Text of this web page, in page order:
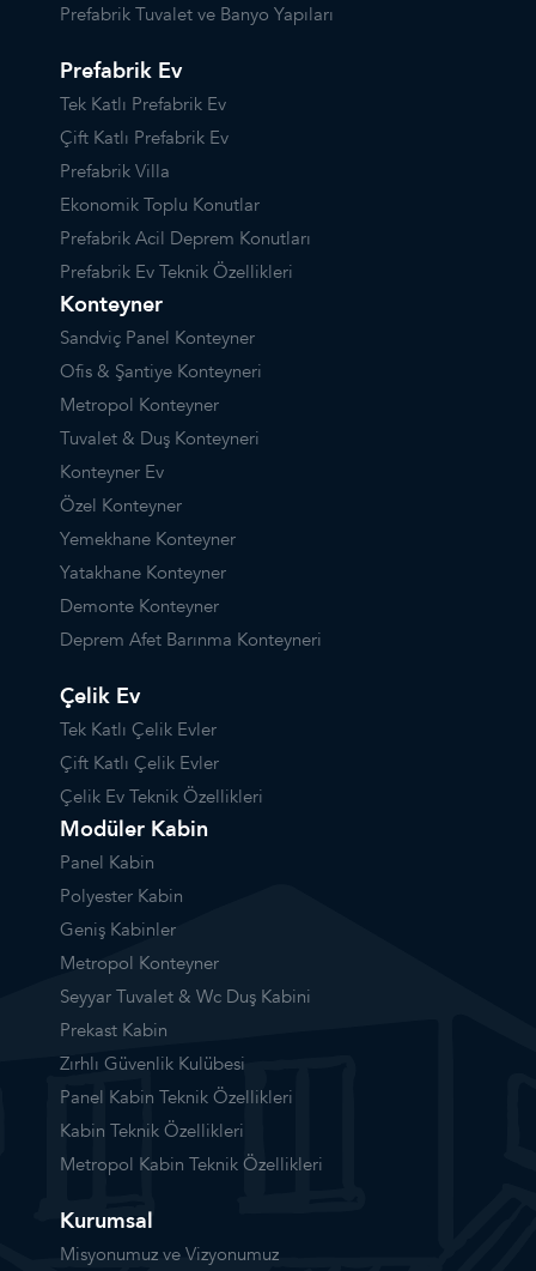
Prefabrik Tuvalet ve Banyo Yapıları
Prefabrik Ev
Tek Katlı Prefabrik Ev
Çift Katlı Prefabrik Ev
Prefabrik Villa
Ekonomik Toplu Konutlar
Prefabrik Acil Deprem Konutları
Prefabrik Ev Teknik Özellikleri
Konteyner
Sandviç Panel Konteyner
Ofis & Şantiye Konteyneri
Metropol Konteyner
Tuvalet & Duş Konteyneri
Konteyner Ev
Özel Konteyner
Yemekhane Konteyner
Yatakhane Konteyner
Demonte Konteyner
Deprem Afet Barınma Konteyneri
Çelik Ev
Tek Katlı Çelik Evler
Çift Katlı Çelik Evler
Çelik Ev Teknik Özellikleri
Modüler Kabin
Panel Kabin
Polyester Kabin
Geniş Kabinler
Metropol Konteyner
Seyyar Tuvalet & Wc Duş Kabini
Prekast Kabin
Zırhlı Güvenlik Kulübesi
Panel Kabin Teknik Özellikleri
Kabin Teknik Özellikleri
Metropol Kabin Teknik Özellikleri
Kurumsal
Misyonumuz ve Vizyonumuz